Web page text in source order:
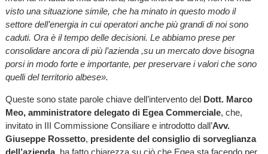
visto una situazione simile, che ha minato in questo modo il
settore dell’energia in cui operatori anche più grandi di noi sono
caduti. Ora è il tempo delle decisioni. Le abbiamo prese per
consolidare ancora di più l’azienda ,su un mercato dove bisogna
porsi in modo forte e importante, per preservare i valori che sono
quelli del territorio albese».
Queste sono state parole chiave dell’intervento del Dott. Marco
Meo, amministratore delegato di Egea Commerciale, che,
invitato in III Commissione Consiliare e introdotto dall’Avv.
Giuseppe Rossetto, presidente del consiglio di sorveglianza